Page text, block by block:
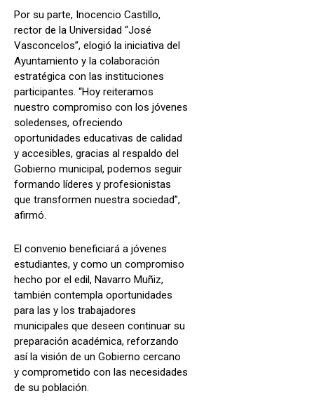
Por su parte, Inocencio Castillo,
rector de la Universidad “José
Vasconcelos”, elogió la iniciativa del
Ayuntamiento y la colaboración
estratégica con las instituciones
participantes. “Hoy reiteramos
nuestro compromiso con los jóvenes
soledenses, ofreciendo
oportunidades educativas de calidad
y accesibles, gracias al respaldo del
Gobierno municipal, podemos seguir
formando líderes y profesionistas
que transformen nuestra sociedad”,
afirmó.
El convenio beneficiará a jóvenes
estudiantes, y como un compromiso
hecho por el edil, Navarro Muñiz,
también contempla oportunidades
para las y los trabajadores
municipales que deseen continuar su
preparación académica, reforzando
así la visión de un Gobierno cercano
y comprometido con las necesidades
de su población.